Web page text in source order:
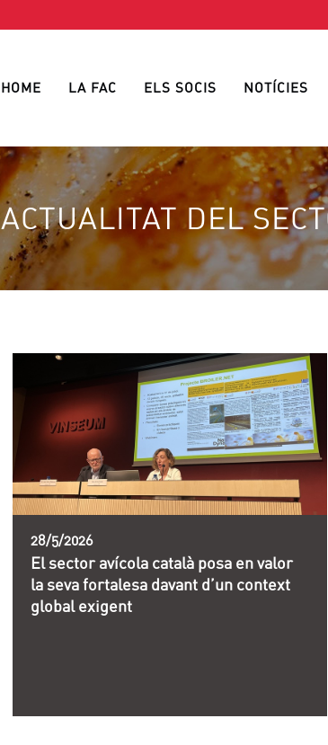
HOME LA FAC ELS SOCIS NOTÍCIES
ACTUALITAT DEL
28/5/2026
El sector avícola català posa en valor
la seva fortalesa davant d’un context
global exigent